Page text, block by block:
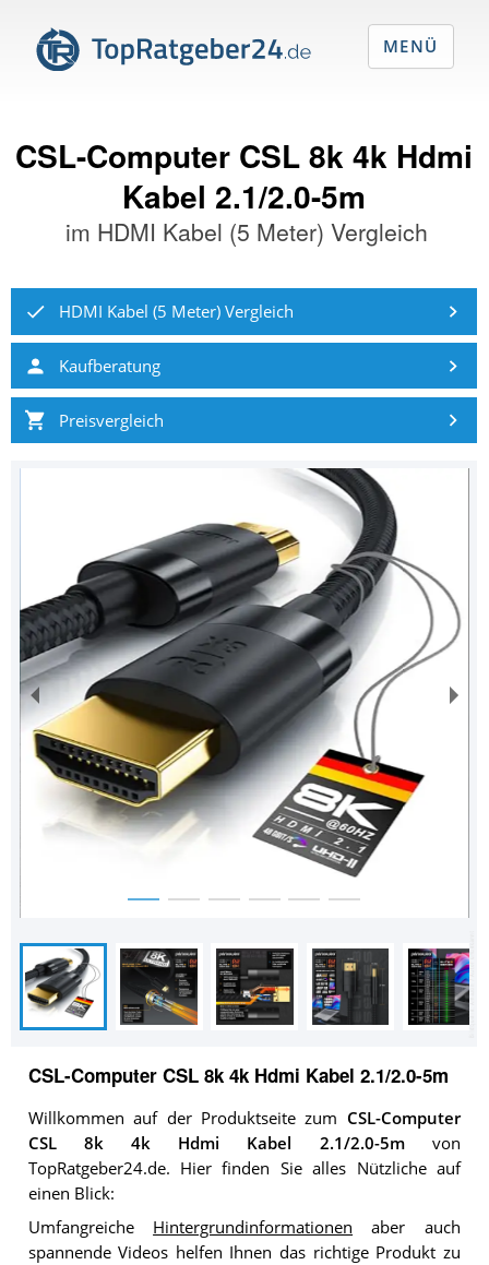
CSL-Computer CSL 8k 4k Hdmi
Kabel 2.1/2.0-5m
im HDMI Kabel (5 Meter) Vergleich
HDMI Kabel (5 Meter) Vergleich
Kaufberatung
Preisvergleich
CSL-Computer CSL 8k 4k Hdmi Kabel 2.1/2.0-5m
Willkommen auf der Produktseite zum CSL-Computer
CSL 8k 4k Hdmi Kabel 2.1/2.0-5mvon
TopRatgeber24.de. Hier finden Sie alles Nützliche auf
einen Blick:
Umfangreiche Hintergrundinformationen aber auch
spannende Videos helfen Ihnen das richtige Produkt zu
MENÜ